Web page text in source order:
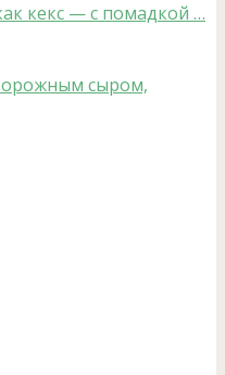
кекс — с помадкой …
сыром,